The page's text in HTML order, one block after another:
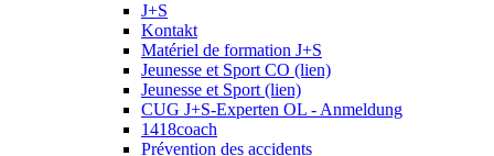
J+S
Kontakt
Matériel de formation J+S
Jeunesse et Sport CO (lien)
Jeunesse et Sport (lien)
CUG J+S-Experten OL - Anmeldung
1418coach
Prévention des accidents